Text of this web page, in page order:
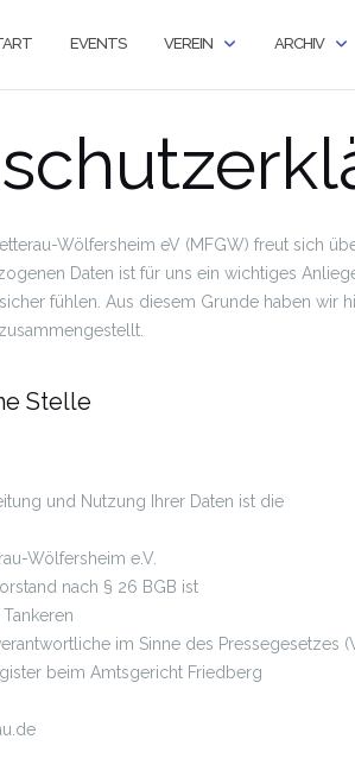
EVENTS VEREIN ARCHIV
Wölfersheim eV (MFGW) freut sich
Daten ist für uns ein wichtiges
fühlen. Aus diesem Grunde haben wir
Stelle
und Nutzung Ihrer Daten ist die
Wölfersheim e.V.
nach § 26 BGB ist
im Sinne des Pressegesetzes
beim Amtsgericht Friedberg